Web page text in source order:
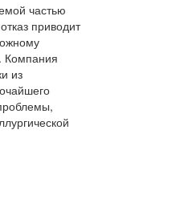
частью
приводит
Компания
из